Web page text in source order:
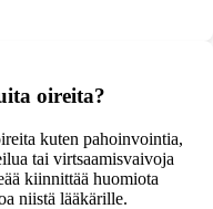
oireita?
kuten pahoinvointia,
tai virtsaamisvaivoja
kiinnittää huomiota
niistä lääkärille.